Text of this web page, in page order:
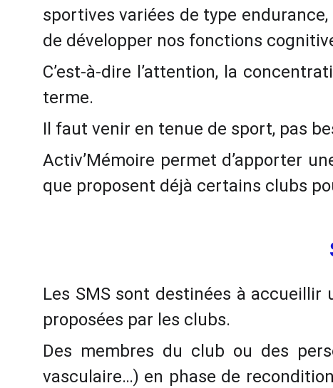
sportives variées de type
de développer nos fonctions
C’est-à-dire l’attention, la
terme.
Il faut venir en tenue de sport, pas
Activ’Mémoire permet d’apporter
que proposent déjà certains clubs
Les SMS sont destinées à
proposées par les clubs.
Des membres du club ou des
vasculaire…) en phase de